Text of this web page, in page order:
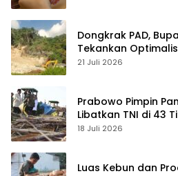
Dongkrak PAD,
Tekankan
Tambang
21 Juli 2026
Prabowo Pimpin
Libatkan TNI di 43
18 Juli 2026
Luas Kebun dan